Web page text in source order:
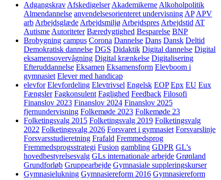
Adgangskrav Afskedigelser Akademikerne Alkoholpolitik
Almendannelse anvendelsesorienteret undervisning AP APV
arb Arbejdsglæde Arbejdsmiljø Arbejdspres Arbejdstid AT
Autisme Autoriteter Bæredygtighed Besparelse BNP
Brobygning campus Corona Dannelse Dans Dansk Deltid
Demokratisk dannelse DGS Didaktik Digital dannelse Digital
eksamensovervågning Digital krænkelse Digitalisering
Efteruddannelse Eksamen Eksamensform Elevboom i
gymnasiet Elever med handicap
elevfor Elevfordeling Elevtrivsel Engelsk EOP Epx EU Eux
Fængsler Fagkonsulent Faglighed Feedback Filosofi
Finanslov 2023 Finanslov 2024 Finanslov 2025
fjernundervisning Folkemøde 2023 Folkemøde 23
Folketingsvalg 2015 Folketingsvalg 2019 Folketingsvalg
2022 Folketingsvalg 2026 Forsvaret i gymnasiet Forsvarslinje
Forsvarsstudieretning Frafald Fremmedsprog
Fremmedsprogsstrategi Fusion gambling GDPR GL's
hovedbestyrelsesvalg GLs internationale arbejde Grønland
Grundforløb Gruppearbejde Gymnasiale suppleringskurser
Gymnasielukning Gymnasiereform 2016 Gymnasiereform